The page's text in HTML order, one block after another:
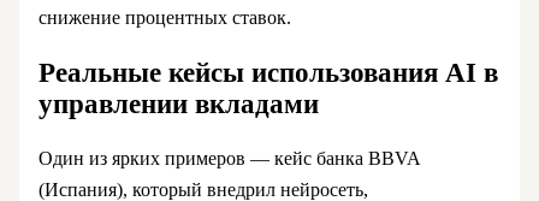
снижение процентных ставок.
Реальные кейсы использования AI в
управлении вкладами
Один из ярких примеров — кейс банка BBVA
(Испания), который внедрил нейросеть,